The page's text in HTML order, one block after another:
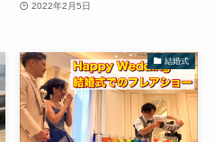
2022年2月5日
結婚式